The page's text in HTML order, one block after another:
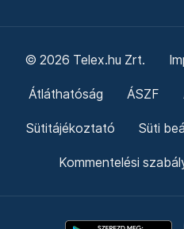
© 2026 Telex.hu Zrt.
Átláthatóság ÁSZF
Sütitájékoztató Süti
Kommentelési